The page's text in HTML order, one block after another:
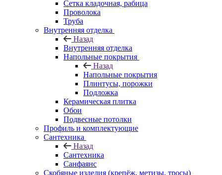
Сетка кладочная, рабица
Проволока
Труба
Внутренняя отделка
Назад
Внутренняя отделка
Напольные покрытия
Назад
Напольные покрытия
Плинтусы, порожки
Подложка
Керамическая плитка
Обои
Подвесные потолки
Профиль и комплектующие
Сантехника
Назад
Сантехника
Санфаянс
Скобяные изделия (крепёж, метизы, тросы)